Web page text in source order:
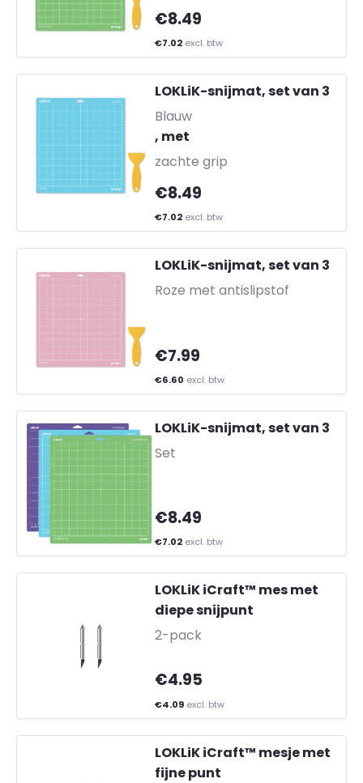
€8.49
€7.02 excl. btw
LOKLiK-snijmat, set van 3
Blauw
, met
zachte grip
€8.49
€7.02 excl. btw
LOKLiK-snijmat, set van 3
Roze met antislipstof
€7.99
€6.60 excl. btw
LOKLiK-snijmat, set van 3
Set
€8.49
€7.02 excl. btw
LOKLiK iCraft™ mes met
diepe snijpunt
2-pack
€4.95
€4.09 excl. btw
LOKLiK iCraft™ mesje met
fijne punt